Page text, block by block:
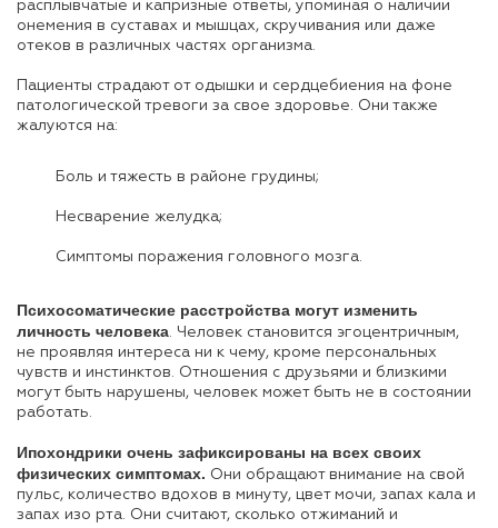
расплывчатые и капризные ответы, упоминая о наличии
онемения в суставах и мышцах, скручивания или даже
отеков в различных частях организма.
Пациенты страдают от одышки и сердцебиения на фоне
патологической тревоги за свое здоровье. Они также
жалуются на:
Боль и тяжесть в районе грудины;
Несварение желудка;
Симптомы поражения головного мозга.
Психосоматические расстройства могут изменить
личность человека. Человек становится эгоцентричным,
не проявляя интереса ни к чему, кроме персональных
чувств и инстинктов. Отношения с друзьями и близкими
могут быть нарушены, человек может быть не в состоянии
работать.
Ипохондрики очень зафиксированы на всех своих
физических симптомах. Они обращают внимание на свой
пульс, количество вдохов в минуту, цвет мочи, запах кала и
запах изо рта. Они считают, сколько отжиманий и